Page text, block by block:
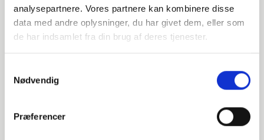
analysepartnere. Vores partnere kan kombinere disse
data med andre oplysninger, du har givet dem, eller som
de har indsamlet fra din brug af deres tjenester.
Nødvendig
Præferencer
Har du spørgsmål?
Vi står klar til at hjælpe med spørgsmål om produkter,
og sparring.